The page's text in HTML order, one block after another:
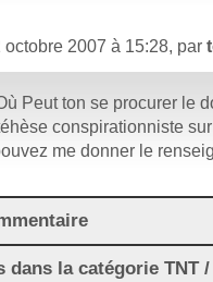
octobre 2007 à 15:28, par
Peut ton se procurer le
conspirationniste
me donner le
dans la catégorie TNT